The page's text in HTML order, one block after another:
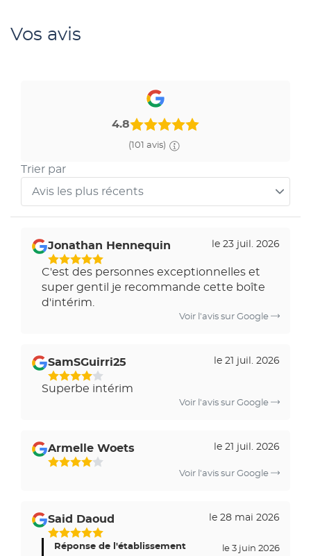
Vos avis
4.8
(101 avis)
Trier par
Avis les plus récents
avis
Jonathan Hennequin le 23 juil. 2026
C'est des personnes exceptionnelles et
super gentil je recommande cette boîte
d'intérim.
Voir l'avis sur Google
SamSGuirri25 le 21 juil. 2026
Superbe intérim
Voir l'avis sur Google
Armelle Woets le 21 juil. 2026
Voir l'avis sur Google
Said Daoud le 28 mai 2026
Réponse de l'établissement
le 3 juin 2026